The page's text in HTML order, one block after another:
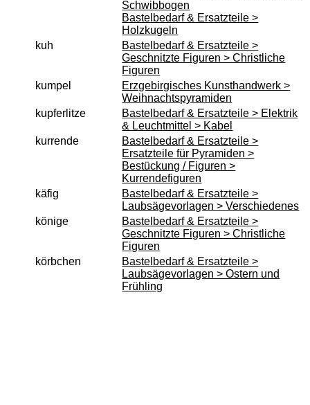
Schwibbogen
Bastelbedarf & Ersatzteile >
Holzkugeln
kuh
Bastelbedarf & Ersatzteile >
Geschnitzte Figuren > Christliche
Figuren
kumpel
Erzgebirgisches Kunsthandwerk >
Weihnachtspyramiden
kupferlitze
Bastelbedarf & Ersatzteile > Elektrik
& Leuchtmittel > Kabel
kurrende
Bastelbedarf & Ersatzteile >
Ersatzteile für Pyramiden >
Bestückung / Figuren >
Kurrendefiguren
käfig
Bastelbedarf & Ersatzteile >
Laubsägevorlagen > Verschiedenes
könige
Bastelbedarf & Ersatzteile >
Geschnitzte Figuren > Christliche
Figuren
körbchen
Bastelbedarf & Ersatzteile >
Laubsägevorlagen > Ostern und
Frühling